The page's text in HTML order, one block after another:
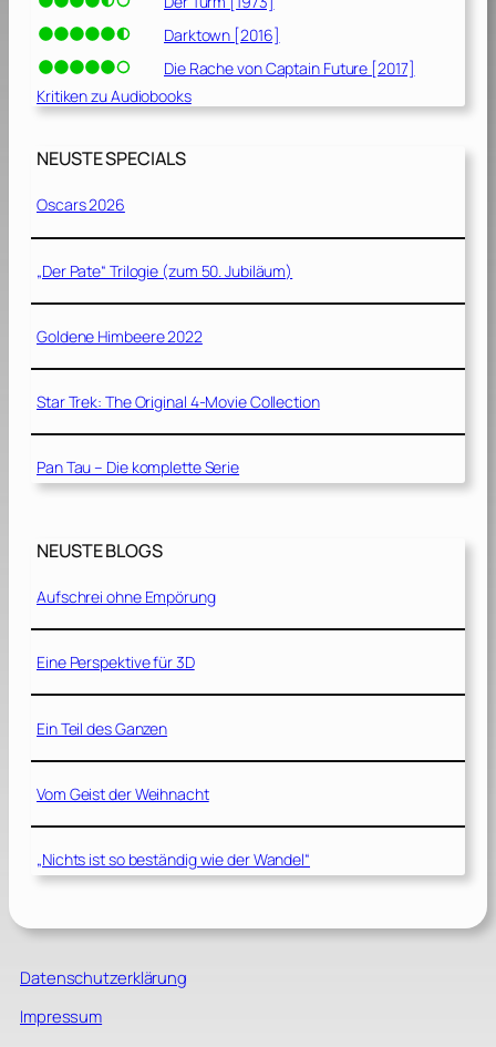
Darktown [2016]
Die Rache von Captain Future [2017]
Kritiken zu Audiobooks
NEUSTE SPECIALS
Oscars 2026
„Der Pate“ Trilogie (zum 50. Jubiläum)
Goldene Himbeere 2022
Star Trek: The Original 4-Movie Collection
Pan Tau – Die komplette Serie
NEUSTE BLOGS
Aufschrei ohne Empörung
Eine Perspektive für 3D
Ein Teil des Ganzen
Vom Geist der Weihnacht
„Nichts ist so beständig wie der Wandel“
Datenschutzerklärung
Impressum